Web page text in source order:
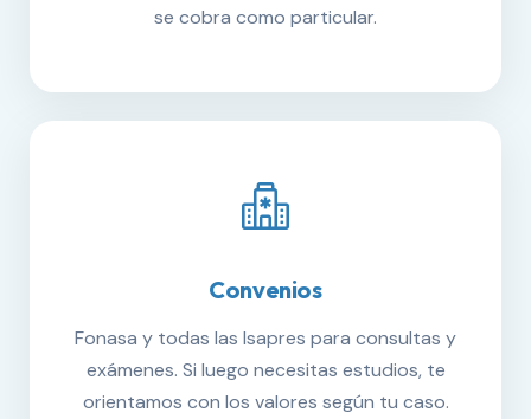
se cobra como particular.
Convenios
Fonasa y todas las Isapres para consultas y
exámenes. Si luego necesitas estudios, te
orientamos con los valores según tu caso.